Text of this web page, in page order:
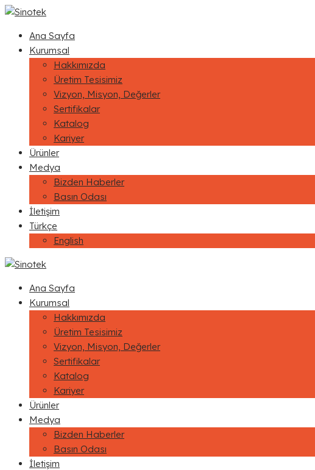
Ana Sayfa
Kurumsal
Hakkımızda
Üretim Tesisimiz
Vizyon, Misyon, Değerler
Sertifikalar
Katalog
Kariyer
Ürünler
Medya
Bizden Haberler
Basın Odası
İletişim
Türkçe
English
Ana Sayfa
Kurumsal
Hakkımızda
Üretim Tesisimiz
Vizyon, Misyon, Değerler
Sertifikalar
Katalog
Kariyer
Ürünler
Medya
Bizden Haberler
Basın Odası
İletişim